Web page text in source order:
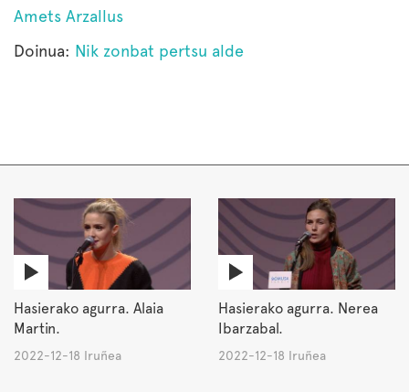
Amets Arzallus
Doinua: Nik zonbat pertsu alde
Hasierako agurra. Alaia
Martin.
2022-12-18 Iruñea
Hasierako agurra. Nerea
Ibarzabal.
2022-12-18 Iruñea